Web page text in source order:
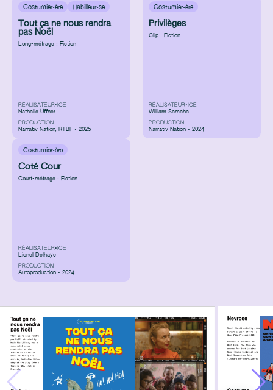
Costumier·ère Habilleur·se
Tout ça ne nous rendra
pas Noël
Long-métrage : Fiction
RÉALISATEUR•ICE
Nathalie Uffner
PRODUCTION
Narrativ Nation, RTBF • 2025
Costumier·ère
Privilèges
Clip : Fiction
RÉALISATEUR•ICE
William Samaha
PRODUCTION
Narrativ Nation • 2024
Costumier·ère
Coté Cour
Court-métrage : Fiction
RÉALISATEUR•ICE
Lionel Delhaye
PRODUCTION
Autoproduction • 2024